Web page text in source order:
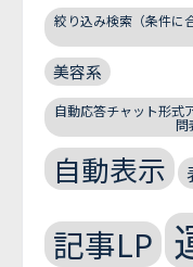
絞り込み検索（条件に
美容系
自動応答チャット形式
自動表示
記事LP